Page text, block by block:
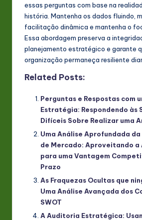
essas perguntas com base na
história. Mantenha os dados fluindo,
facilitação dinâmica e mantenha o
Essa abordagem preserva a
planejamento estratégico e garante
organização permaneça resiliente
Related Posts:
Perguntas e Respostas com
Estratégia: Respondendo às
Difíceis Sobre Realizar uma
Uma Análise Aprofundada
de Mercado: Aproveitando a
para uma Vantagem
Prazo
As Fraquezas Ocultas que
Uma Análise Avançada dos
SWOT
A Auditoria Estratégica: